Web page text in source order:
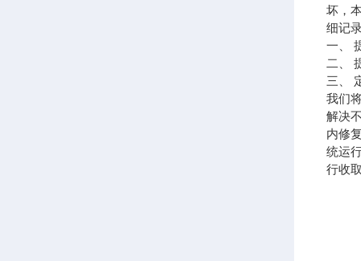
坏，
细记
一、
二、
三、
我们
解决
内修
统运
行收